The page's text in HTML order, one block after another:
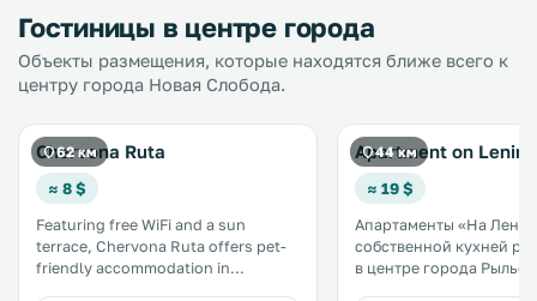
Гостиницы в центре города
Объекты размещения, которые находятся ближе всего к
центру города Новая Слобода.
62 км
Chervona Ruta
≈ 8 $
Featuring free WiFi and a sun
terrace, Chervona Ruta offers pet-
friendly accommodation in
44 км
Apartment on
≈ 19 $
Апартаменты «На
собственной кухней
в центре города Рыльск.